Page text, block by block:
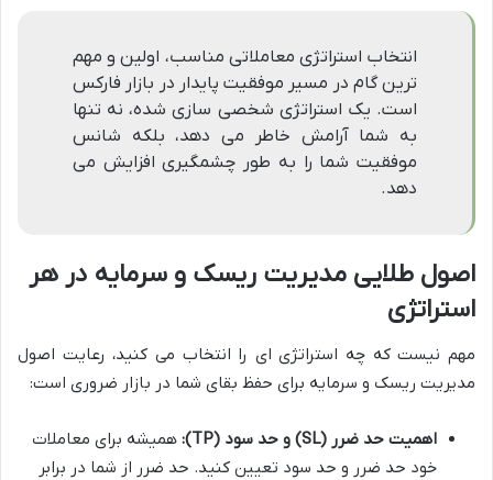
انتخاب استراتژی معاملاتی مناسب، اولین و مهم
ترین گام در مسیر موفقیت پایدار در بازار فارکس
است. یک استراتژی شخصی سازی شده، نه تنها
به شما آرامش خاطر می دهد، بلکه شانس
موفقیت شما را به طور چشمگیری افزایش می
دهد.
اصول طلایی مدیریت ریسک و سرمایه در هر
استراتژی
مهم نیست که چه استراتژی ای را انتخاب می کنید، رعایت اصول
مدیریت ریسک و سرمایه برای حفظ بقای شما در بازار ضروری است:
اهمیت حد ضرر (SL) و حد سود (TP):
همیشه برای معاملات
خود حد ضرر و حد سود تعیین کنید. حد ضرر از شما در برابر